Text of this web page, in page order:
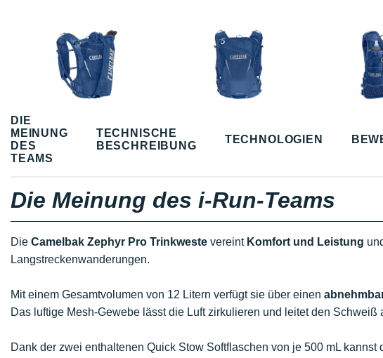
DIE
MEINUNG
DES
TEAMS
TECHNISCHE
BESCHREIBUNG
TECHNOLOGIEN
Die Meinung des i-Run-Teams
Die Camelbak Zephyr Pro Trinkweste vereint Komfort und Leistung
Langstreckenwanderungen.
Mit einem Gesamtvolumen von 12 Litern verfügt sie über einen
Das luftige Mesh-Gewebe lässt die Luft zirkulieren und leitet den Schweiß
Dank der zwei enthaltenen Quick Stow Softflaschen von je 500 mL